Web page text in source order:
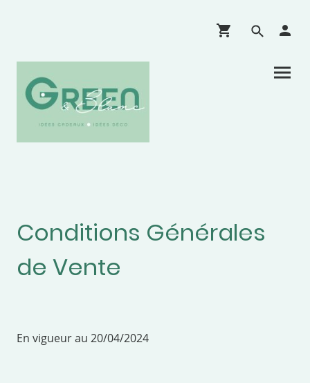
Conditions Générales
de Vente
En vigueur au 20/04/2024